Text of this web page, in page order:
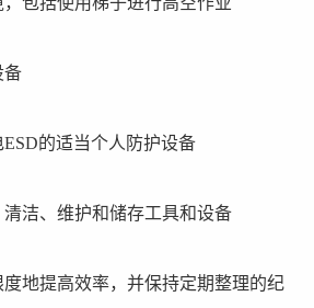
备
的适当个人防护设备
清洁、维护和储存工具和设备
度地提高效率，并保持定期整理的纪